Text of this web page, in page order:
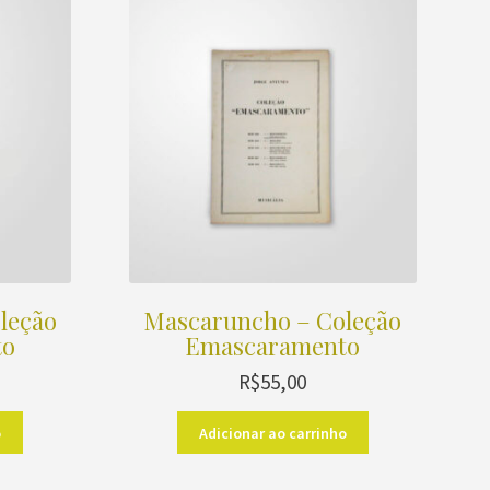
Mascaruncho – Coleção
Emascaramento
R$55,00
Adicionar ao carrinho